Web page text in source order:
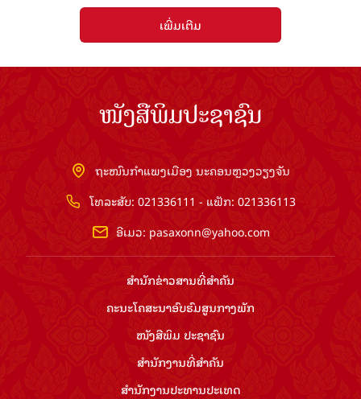
ເພີ່ມເຕີມ
ໜັງສືພິມປະຊາຊົນ
ຖະໜົນກຳແພງເມືອງ ນະຄອນຫຼວງວຽງຈັນ
ໂທລະສັບ: 021336111 - ແຟັກ: 021336113
ອີເມວ: pasaxonn@yahoo.com
ສຳ​ນັກ​ຂ່າວ​ສານ​ທີ່​ສຳ​ຄັນ​
ຄະນະໂຄສະນາອົບຮົມ​ສູນ​ກາງ​ພັກ
ໜັງສືພິມ ປະ​ຊາ​ຊົນ
ສຳ​ນັກ​ງານ​ທີ່​ສຳ​ຄັນ
ສຳ​ນັກ​ງານ​ປະ​ທານ​ປະ​ເທດ